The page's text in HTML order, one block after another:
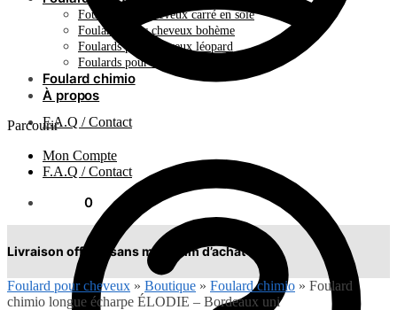
F.A.Q / Contact
Foulard pour cheveux carré en soie
Foulards pour cheveux bohème
Foulards pour cheveux léopard
Foulards pour cheveux plissés
Foulard chimio
À propos
Parcourir
Mon Compte
F.A.Q / Contact
0
Livraison offerte sans minimum d’achat !
Foulard pour cheveux » Boutique » Foulard chimio » Foulard
chimio longue écharpe ÉLODIE – Bordeaux uni